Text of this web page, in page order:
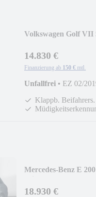
Volkswagen Golf VII
14.830 €
Finanzierung ab 150 € mtl.
Unfallfrei • EZ 02/
Klappb. Beifahrers.
Mercedes-Benz E
18.930 €